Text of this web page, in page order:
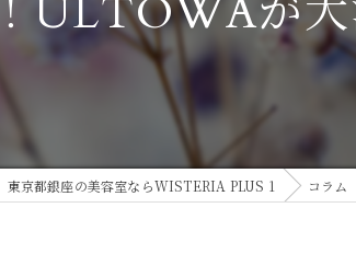
ULTOWAが
東京都銀座の美容室ならWISTERIA PLUS 1 コラム